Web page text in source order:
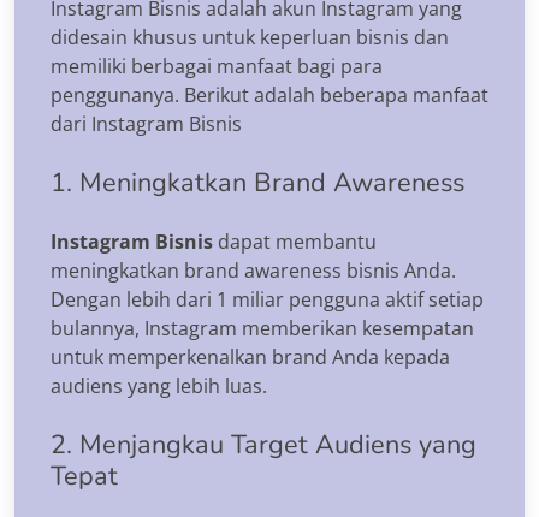
Instagram Bisnis adalah akun Instagram yang
didesain khusus untuk keperluan bisnis dan
memiliki berbagai manfaat bagi para
penggunanya. Berikut adalah beberapa manfaat
dari Instagram Bisnis
1. Meningkatkan Brand Awareness
Instagram Bisnis dapat membantu
meningkatkan brand awareness bisnis Anda.
Dengan lebih dari 1 miliar pengguna aktif setiap
bulannya, Instagram memberikan kesempatan
untuk memperkenalkan brand Anda kepada
audiens yang lebih luas.
2. Menjangkau Target Audiens yang
Tepat